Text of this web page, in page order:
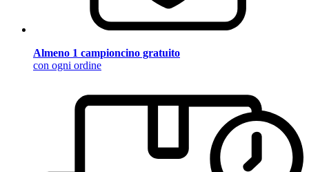
Almeno 1 campioncino gratuito
con ogni ordine